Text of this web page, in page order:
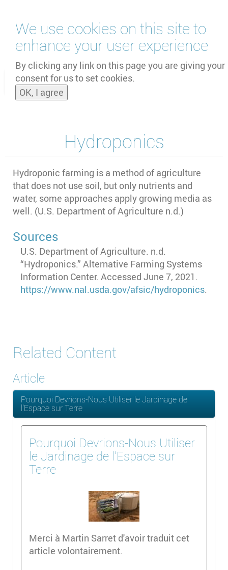
We use cookies on this site to
enhance your user experience
By clicking any link on this page you are giving your
consent for us to set cookies.
OK, I agree
main
content
and
Hydroponics
Hydroponic farming is a method of agriculture
that does not use soil, but only nutrients and
water, some approaches apply growing media as
well. (U.S. Department of Agriculture n.d.)
Sources
U.S. Department of Agriculture. n.d.
“Hydroponics.” Alternative Farming Systems
Information Center. Accessed June 7, 2021.
https://www.nal.usda.gov/afsic/hydroponics.
Related Content
Article
Pourquoi Devrions-Nous Utiliser le Jardinage de
l'Espace sur Terre
Pourquoi Devrions-Nous Utiliser
le Jardinage de l'Espace sur
Terre
Merci à Martin Sarret d'avoir traduit cet
article volontairement.